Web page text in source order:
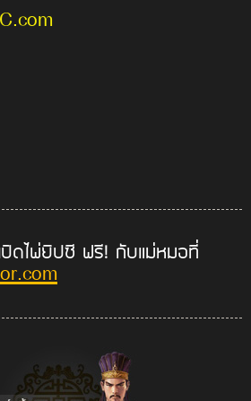
ปิดไพ่ยิปซี ฟรี! กับแม่หมอที่